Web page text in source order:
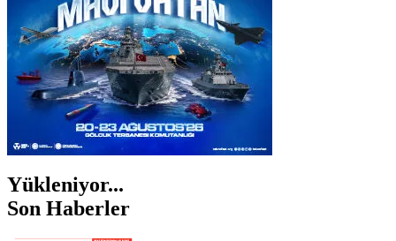
Yükleniyor...
Son Haberler